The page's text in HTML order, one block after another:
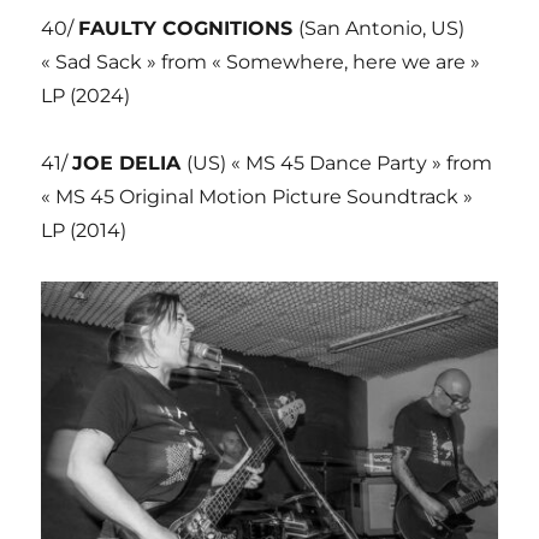
40/ FAULTY COGNITIONS (San Antonio, US)
« Sad Sack » from « Somewhere, here we are »
LP (2024)
41/JOE DELIA (US) « MS 45 Dance Party » from
« MS 45 Original Motion Picture Soundtrack »
LP (2014)